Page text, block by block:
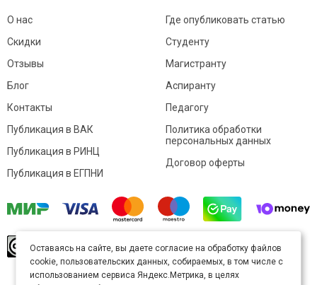
О нас
Скидки
Отзывы
Блог
Контакты
Где опубликовать статью
Студенту
Магистранту
Аспиранту
Педагогу
Публикация в ВАК
Публикация в РИНЦ
Публикация в ЕГПНИ
Политика обработки
персональных данных
Договор оферты
произведение доступно полицензии Creative
Commons «Attribution» («Атрибуция») 4.0
Непортированная.
Оставаясь на сайте, вы даете согласие на обработку файлов
cookie, пользовательских данных, собираемых, в том числе с
использованием сервиса Яндекс.Метрика, в целях